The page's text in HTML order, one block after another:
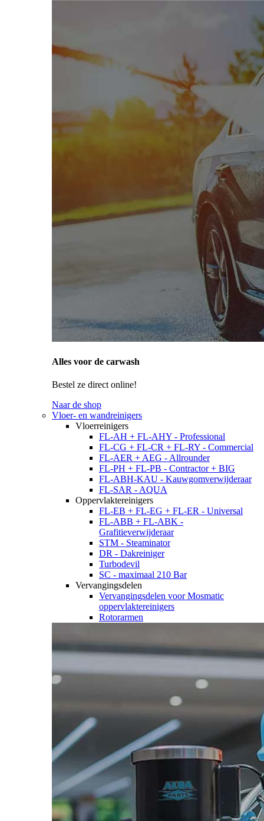
Alles voor de carwash
Bestel ze direct online!
Naar de shop
Vloer- en wandreinigers
Vloerreinigers
FL-AH + FL-AHY - Professional
FL-CG + FL-CR + FL-RY - Commercial
FL-AER + AEG - Allrounder
FL-PH + FL-PB - Contractor + BIG
FL-ABH-KAU - Kauwgomverwijderaar
FL-SAR - AQUA
Oppervlaktereinigers
FL-EB + FL-EG + FL-ER - Universal
FL-ABB + FL-ABK -
Grafitieverwijderaar
STM - Steaminator
DR - Dakreiniger
Turbodevil
SC - maximaal 210 Bar
Vervangingsdelen
Vervangingsdelen voor Mosmatic
oppervlaktereinigers
Rotorarmen